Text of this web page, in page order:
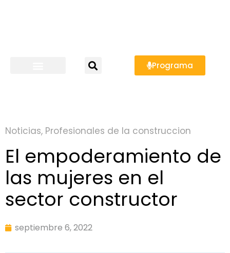
Programa
Noticias, Profesionales de la construccion
El empoderamiento de
las mujeres en el
sector constructor
septiembre 6, 2022